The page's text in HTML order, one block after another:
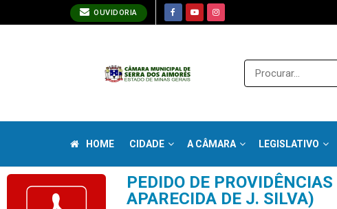
OUVIDORIA
HOME CIDADE A CÂMARA LEGISLATIVO
PEDIDO DE
APARECIDA DE J. SILVA)